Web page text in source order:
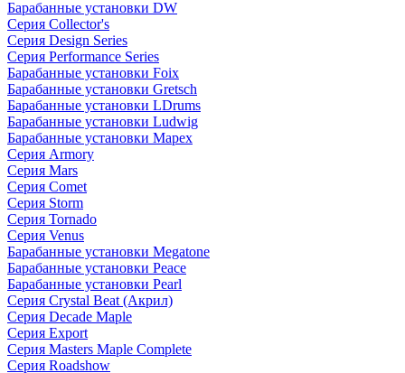
Барабанные установки DW
Серия Collector's
Серия Design Series
Серия Performance Series
Барабанные установки Foix
Барабанные установки Gretsch
Барабанные установки LDrums
Барабанные установки Ludwig
Барабанные установки Mapex
Серия Armory
Серия Mars
Серия Comet
Серия Storm
Серия Tornado
Серия Venus
Барабанные установки Megatone
Барабанные установки Peace
Барабанные установки Pearl
Серия Crystal Beat (Акрил)
Серия Decade Maple
Серия Export
Серия Masters Maple Complete
Серия Roadshow